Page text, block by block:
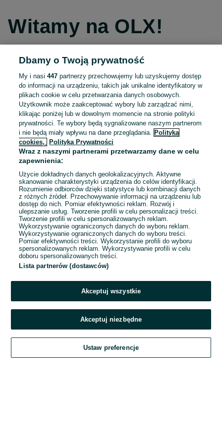
Witamy na OLX!
Kontynuuj przez Facebooka
Kontynuuj przez konto Apple
Kontynuuj przez konto Google
LUB
E-mail
Hasło
Zaloguj się
Kontynuując za pośrednictwem jednego z dostawców wskazanych powyżej,
OLX.pl w jego aktualnym brzmieniu.
Dbamy o Twoją prywatność
My i nasi447 partnerzy przechowujemy lub uzyskujemy dostęp
do informacji na urządzeniu, takich jak unikalne identyfikatory w
plikach cookie w celu przetwarzania danych osobowych.
Użytkownik może zaakceptować wybory lub zarządzać nimi,
klikając poniżej lub w dowolnym momencie na stronie polityki
prywatności. Te wybory będą sygnalizowane naszym partnerom
i nie będą miały wpływu na dane przeglądania.
Polityka
cookies,
Polityka Prywatności
Wraz z naszymi partnerami przetwarzamy dane w celu
zapewnienia:
Użycie dokładnych danych geolokalizacyjnych. Aktywne
skanowanie charakterystyki urządzenia do celów identyfikacji.
Rozumienie odbiorców dzięki statystyce lub kombinacji danych
z różnych źródeł. Przechowywanie informacji na urządzeniu lub
dostęp do nich. Pomiar efektywności reklam. Rozwój i
ulepszanie usług. Tworzenie profili w celu personalizacji treści.
Tworzenie profili w celu spersonalizowanych reklam.
Wykorzystywanie ograniczonych danych do wyboru reklam.
Wykorzystywanie ograniczonych danych do wyboru treści.
Pomiar efektywności treści. Wykorzystanie profili do wyboru
spersonalizowanych reklam. Wykorzystywanie profili w celu
doboru spersonalizowanych treści.
Lista partnerów (dostawców)
Akceptuj wszystkie
Akceptuj niezbędne
Ustaw preferencje